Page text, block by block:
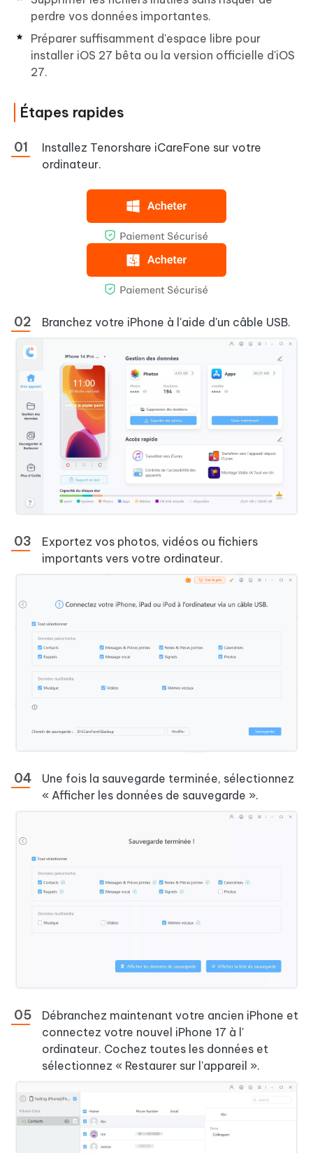
perdre vos données importantes.
Préparer suffisamment d'espace libre pour
installer iOS 27 bêta ou la version officielle d'iOS
27.
Étapes rapides
Installez Tenorshare iCareFone sur votre
ordinateur.
Branchez votre iPhone à l'aide d'un câble USB.
Exportez vos photos, vidéos ou fichiers
importants vers votre ordinateur.
Une fois la sauvegarde terminée, sélectionnez
« Afficher les données de sauvegarde ».
Débranchez maintenant votre ancien iPhone et
connectez votre nouvel iPhone 17 à l'
ordinateur. Cochez toutes les données et
sélectionnez « Restaurer sur l'appareil ».